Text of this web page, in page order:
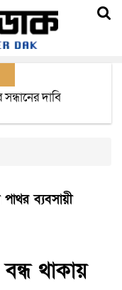
প্রকল্পের কাজ
ব্যবসায়ী
থাকায়